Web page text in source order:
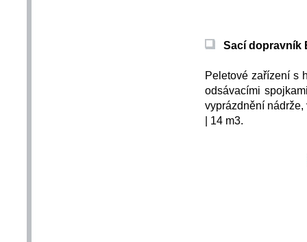
Sací dopravník
Peletové zařízení s
odsávacími
vyprázdnění nádrže,
| 14 m3.